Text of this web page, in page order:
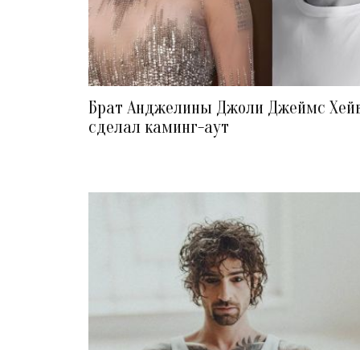
Брат Анджелины Джоли Джеймс
сделал каминг-аут